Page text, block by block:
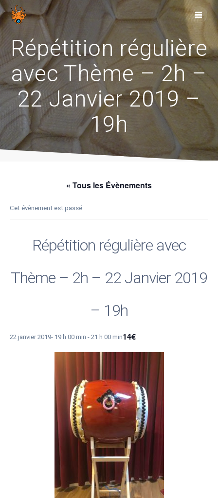
to
content
Répétition régulière
avec Thème – 2h –
22 Janvier 2019 –
19h
« Tous les Évènements
Cet évènement est passé.
Répétition régulière avec
Thème – 2h – 22 Janvier 2019
– 19h
22 janvier 2019- 19 h 00 min - 21 h 00 min14€